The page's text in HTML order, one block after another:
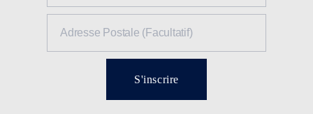
S'inscrire